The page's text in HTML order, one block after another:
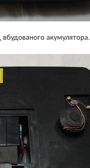
вбудованого акумулятора.